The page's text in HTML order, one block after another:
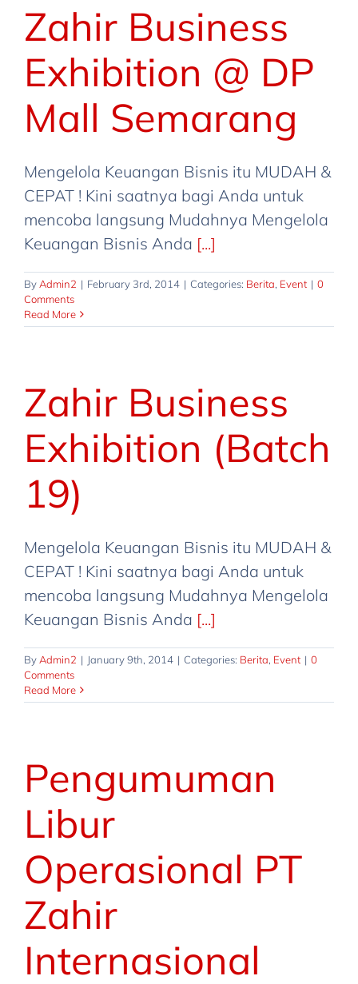
Zahir Business
Exhibition @ DP
Mall Semarang
Mengelola Keuangan Bisnis itu MUDAH &
CEPAT ! Kini saatnya bagi Anda untuk
mencoba langsung Mudahnya Mengelola
Keuangan Bisnis Anda [...]
By Admin2 | February 3rd, 2014 | Categories: Berita Event | 0
Comments
Read More
Zahir Business
Exhibition (Batch
19)
Mengelola Keuangan Bisnis itu MUDAH &
CEPAT ! Kini saatnya bagi Anda untuk
mencoba langsung Mudahnya Mengelola
Keuangan Bisnis Anda [...]
By Admin2 | January 9th, 2014 | Categories: Berita Event | 0
Comments
Read More
Pengumuman
Libur
Operasional PT
Zahir
Internasional